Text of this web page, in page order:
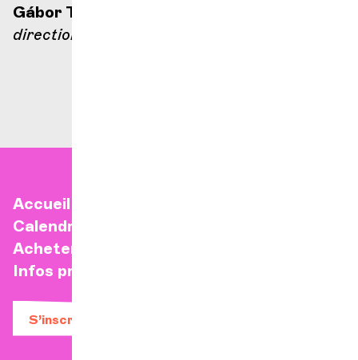
Gábor Takács-Nagy
direction
Accueil
Calendrier
Acheter un billet
Infos pratiques
S’inscrire à la newsletter